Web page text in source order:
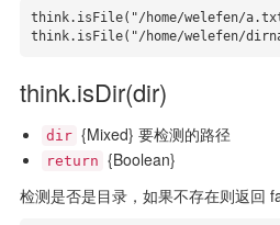
think.isFile("/home/welefen/
think.isFile("/home/welefen/
think.isDir(dir)
dir {Mixed} 要检测的路径
return {Boolean}
检测是否是目录，如果不存在则返回